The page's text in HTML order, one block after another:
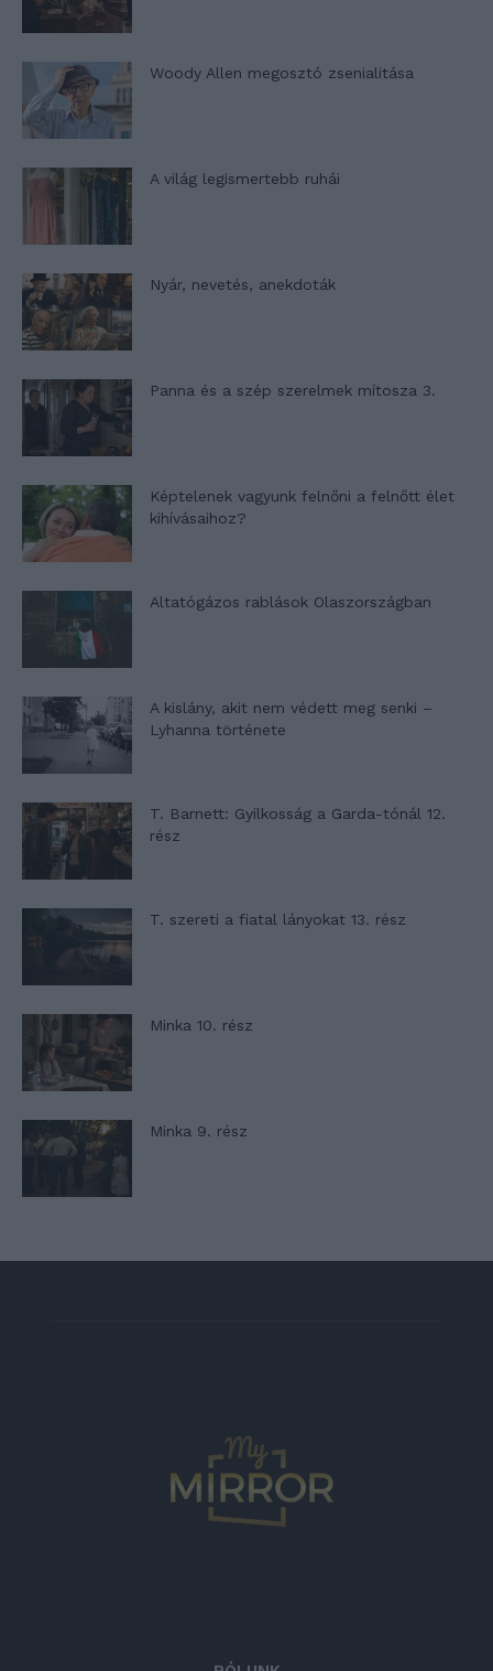
Woody Allen megosztó zsenialitása
A világ legismertebb ruhái
Nyár, nevetés, anekdoták
Panna és a szép szerelmek mítosza 3.
Képtelenek vagyunk felnőni a felnőtt élet
kihívásaihoz?
Altatógázos rablások Olaszországban
A kislány, akit nem védett meg senki –
Lyhanna története
T. Barnett: Gyilkosság a Garda-tónál 12.
rész
T. szereti a fiatal lányokat 13. rész
Minka 10. rész
Minka 9. rész